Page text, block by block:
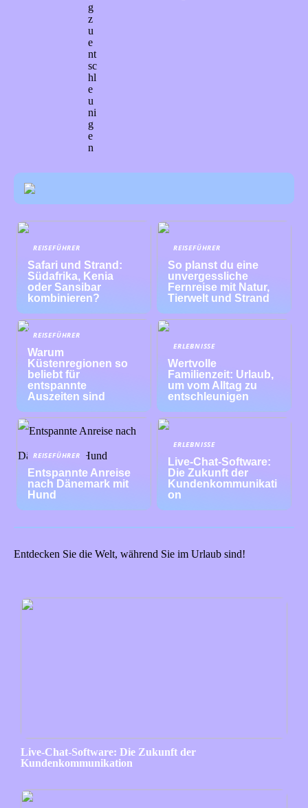
g
z
u
e
nt
sc
hl
e
u
ni
g
e
n
REISEFÜHRER
Safari und Strand:
Südafrika, Kenia
oder Sansibar
kombinieren?
REISEFÜHRER
So planst du eine
unvergessliche
Fernreise mit Natur,
Tierwelt und Strand
REISEFÜHRER
Warum
Küstenregionen so
beliebt für
entspannte
Auszeiten sind
ERLEBNISSE
Wertvolle
Familienzeit: Urlaub,
um vom Alltag zu
entschleunigen
REISEFÜHRER
Entspannte Anreise
nach Dänemark mit
Hund
ERLEBNISSE
Live-Chat-Software:
Die Zukunft der
Kundenkommunikati
on
Entdecken Sie die Welt, während Sie im Urlaub sind!
Live-Chat-Software: Die Zukunft der
Kundenkommunikation